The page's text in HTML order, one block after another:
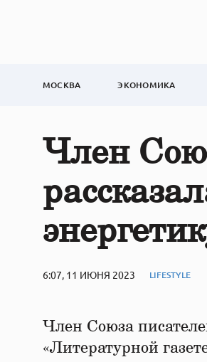
МОСКВА ЭКОНОМИКА
Член
6:07, 11 ИЮНЯ 2023 LIFESTYLE
Член Союза
«Литературной